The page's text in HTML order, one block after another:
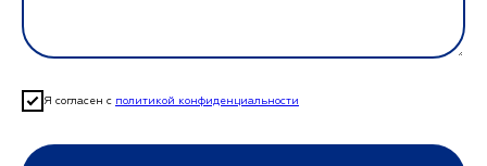
Я согласен с политикой конфиденциальности